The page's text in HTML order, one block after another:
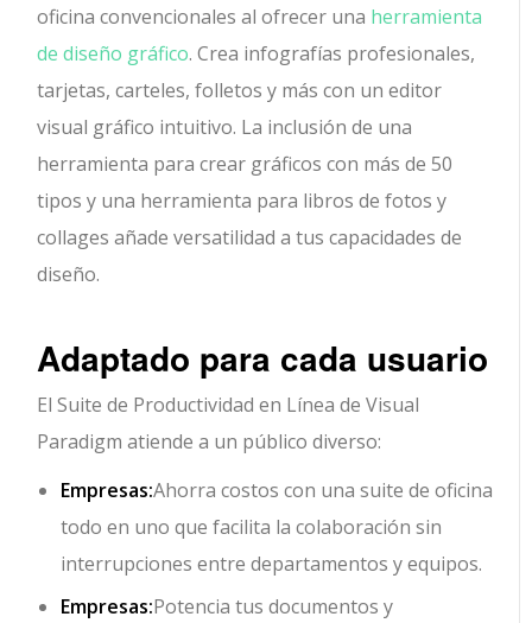
oficina convencionales al ofrecer una herramienta
de diseño gráfico. Crea infografías profesionales,
tarjetas, carteles, folletos y más con un editor
visual gráfico intuitivo. La inclusión de una
herramienta para crear gráficos con más de 50
tipos y una herramienta para libros de fotos y
collages añade versatilidad a tus capacidades de
diseño.
Adaptado para cada usuario
El Suite de Productividad en Línea de Visual
Paradigm atiende a un público diverso:
Empresas:Ahorra costos con una suite de oficina
todo en uno que facilita la colaboración sin
interrupciones entre departamentos y equipos.
Empresas:Potencia tus documentos y